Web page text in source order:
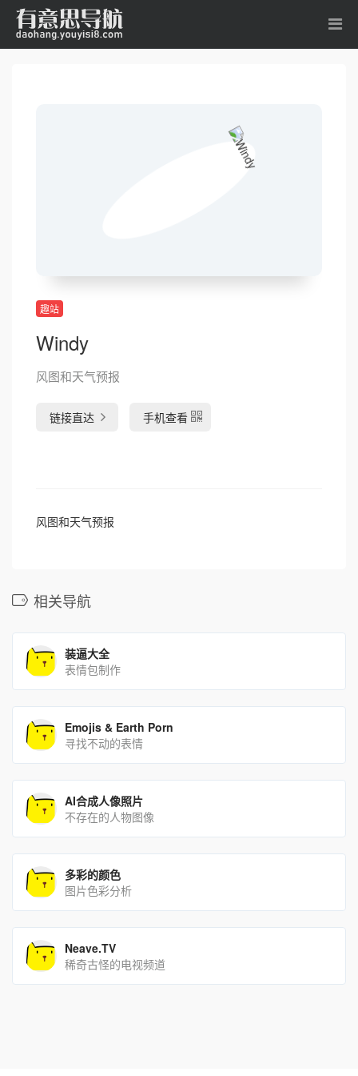
趣站
Windy
风图和天气预报
链接直达 手机查看
风图和天气预报
相关导航
装逼大全
表情包制作
Emojis & Earth Porn
寻找不动的表情
AI合成人像照片
不存在的人物图像
多彩的颜色
图片色彩分析
Neave.TV
稀奇古怪的电视频道